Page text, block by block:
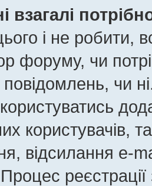
взагалі
і не робити,
форуму, чи
чи
користувачів,
відсилання e-
Процес